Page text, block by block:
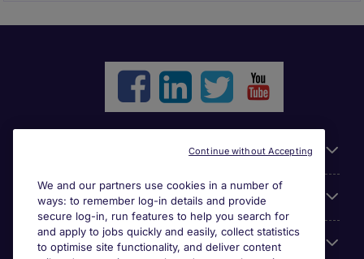
Parcourir nos offres
Cookie settings
We and our partners use cookies in a number of
ways: to remember log-in details and provide
secure log-in, run features to help you search for
and apply to jobs quickly and easily, collect statistics
to optimise site functionality, and deliver content
Continue without Accepting